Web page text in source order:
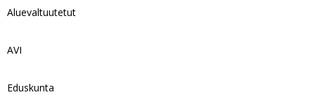
Aluevaltuutetut
AVI
Eduskunta